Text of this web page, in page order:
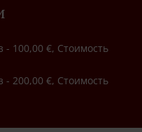
100,00 €, Стоимость
200,00 €, Стоимость